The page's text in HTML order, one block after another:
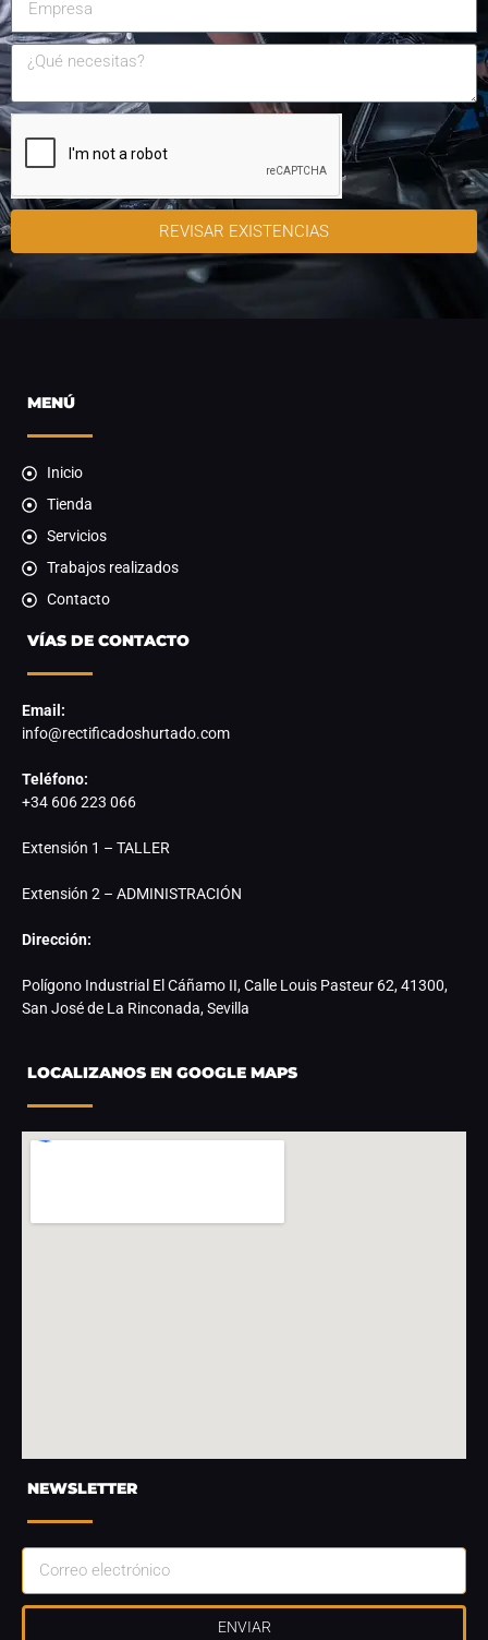
REVISAR EXISTENCIAS
MENÚ
Inicio
Tienda
Servicios
Trabajos realizados
Contacto
VÍAS DE CONTACTO
Email:
info@rectificadoshurtado.com
Teléfono:
+34 606 223 066
Extensión 1 – TALLER
Extensión 2 – ADMINISTRACIÓN
Dirección:
Polígono Industrial El Cáñamo II, Calle Louis Pasteur 62, 41300,
San José de La Rinconada, Sevilla
LOCALIZANOS EN GOOGLE MAPS
NEWSLETTER
ENVIAR